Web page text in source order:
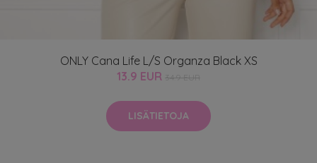
ONLY Cana Life L/S Organza Black XS
13.9 EUR
LISÄTIETOJA